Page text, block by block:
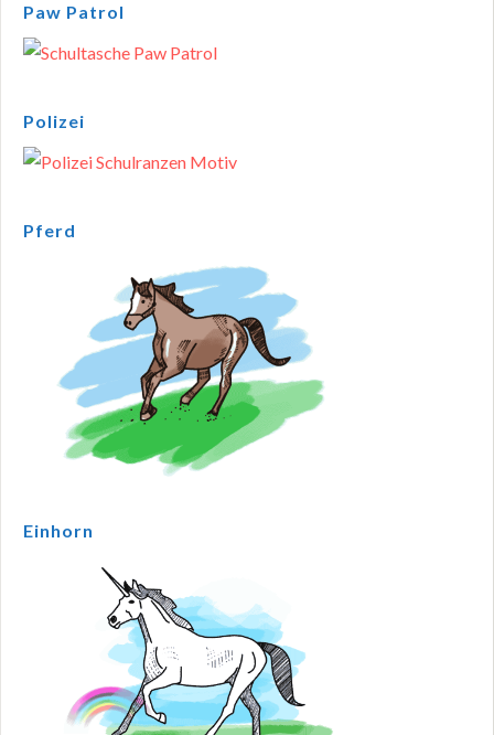
Paw Patrol
Polizei
Pferd
Einhorn